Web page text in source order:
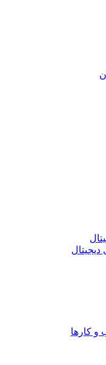
دیجیتال
و کارها